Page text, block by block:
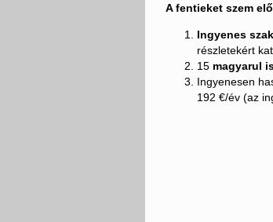
A fentieket szem
Ingyenes
részletekért
15 magyarul
Ingyenesen
192 €/év (az